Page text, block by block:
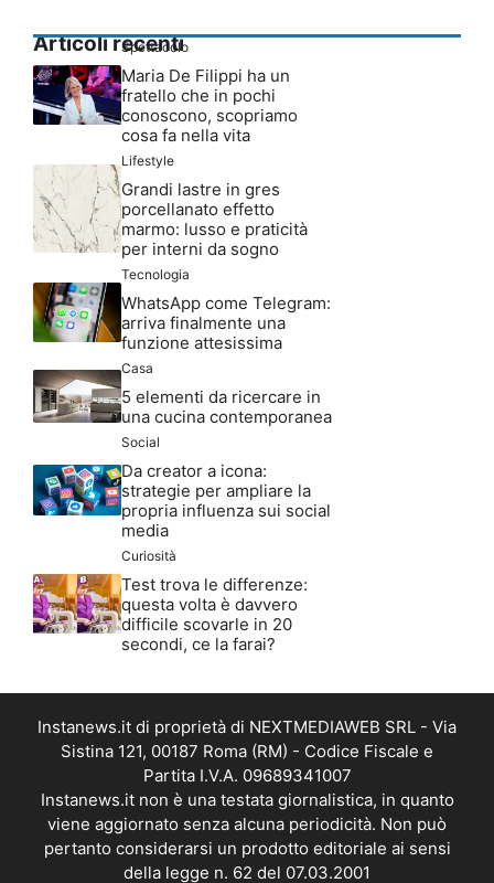
Articoli recenti
Spettacolo
Maria De Filippi ha un
fratello che in pochi
conoscono, scopriamo
cosa fa nella vita
Lifestyle
Grandi lastre in gres
porcellanato effetto
marmo: lusso e praticità
per interni da sogno
Tecnologia
WhatsApp come Telegram:
arriva finalmente una
funzione attesissima
Casa
5 elementi da ricercare in
una cucina contemporanea
Social
Da creator a icona:
strategie per ampliare la
propria influenza sui social
media
Curiosità
Test trova le differenze:
questa volta è davvero
difficile scovarle in 20
secondi, ce la farai?
Instanews.it di proprietà di NEXTMEDIAWEB SRL - Via
Sistina 121, 00187 Roma (RM) - Codice Fiscale e
Partita I.V.A. 09689341007
Instanews.it non è una testata giornalistica, in quanto
viene aggiornato senza alcuna periodicità. Non può
pertanto considerarsi un prodotto editoriale ai sensi
della legge n. 62 del 07.03.2001